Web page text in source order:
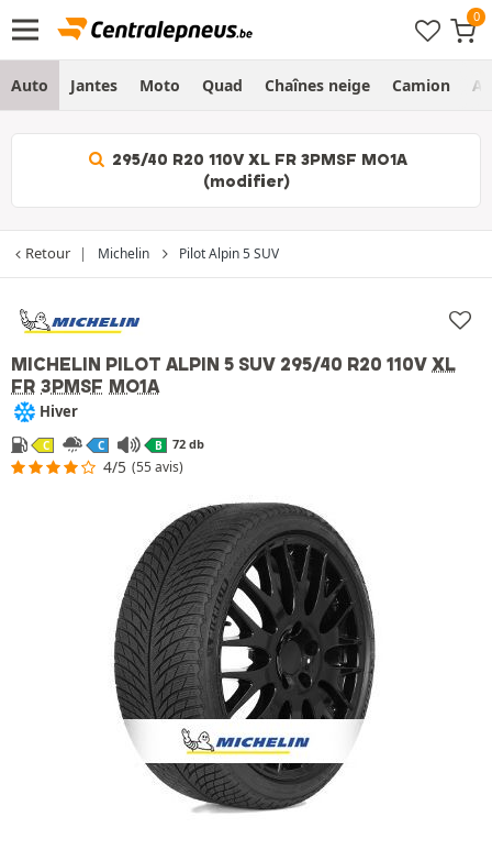
Auto Jantes Moto Quad Chaînes neige Camion
295/40 R20 110V XL FR 3PMSF MO1A
(modifier)
Retour Michelin Pilot Alpin 5 SUV
MICHELIN PILOT ALPIN 5 SUV 295/40 R20 110V XL
FR 3PMSF MO1A
Hiver
C C B 72 db
4/5 (55 avis)